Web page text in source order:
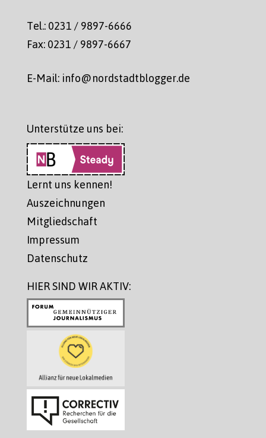
Tel.: 0231 / 9897-6666
Fax: 0231 / 9897-6667
E-Mail: info@nordstadtblogger.de
Unterstütze uns bei:
Lernt uns kennen!
Auszeichnungen
Mitgliedschaft
Impressum
Datenschutz
HIER SIND WIR AKTIV: